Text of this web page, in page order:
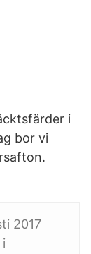
i
bor vi
2017